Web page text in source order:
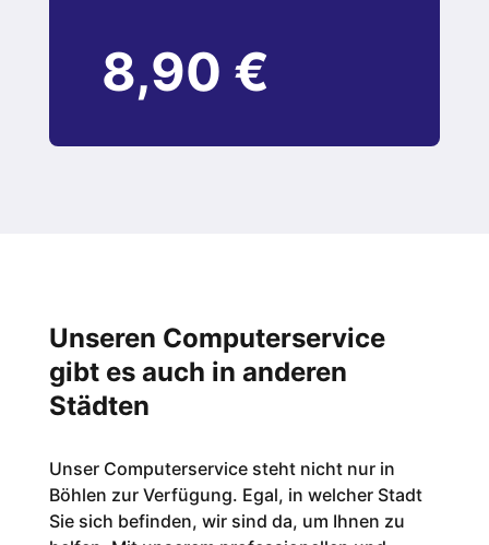
8,90 €
Unseren Computerservice
gibt es auch in anderen
Städten
Unser Computerservice steht nicht nur in
Böhlen zur Verfügung. Egal, in welcher Stadt
Sie sich befinden, wir sind da, um Ihnen zu